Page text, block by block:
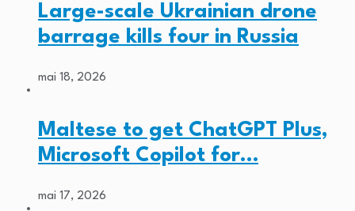
Large-scale Ukrainian drone
barrage kills four in Russia
mai 18, 2026
Maltese to get ChatGPT Plus,
Microsoft Copilot for…
mai 17, 2026